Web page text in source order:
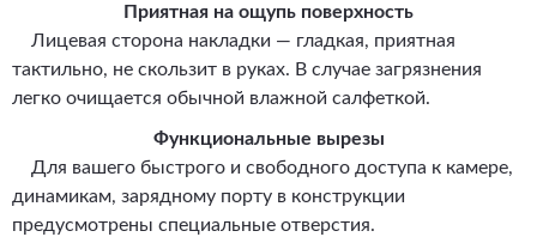
Приятная на ощупь поверхность
Лицевая сторона накладки — гладкая, приятная
тактильно, не скользит в руках. В случае загрязнения
легко очищается обычной влажной салфеткой.
Функциональные вырезы
Для вашего быстрого и свободного доступа к камере,
динамикам, зарядному порту в конструкции
предусмотрены специальные отверстия.